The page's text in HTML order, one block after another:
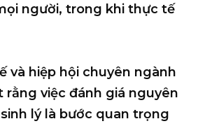
người, trong khi thực tế
và hiệp hội chuyên ngành
việc đánh giá nguyên
lý là bước quan trọng